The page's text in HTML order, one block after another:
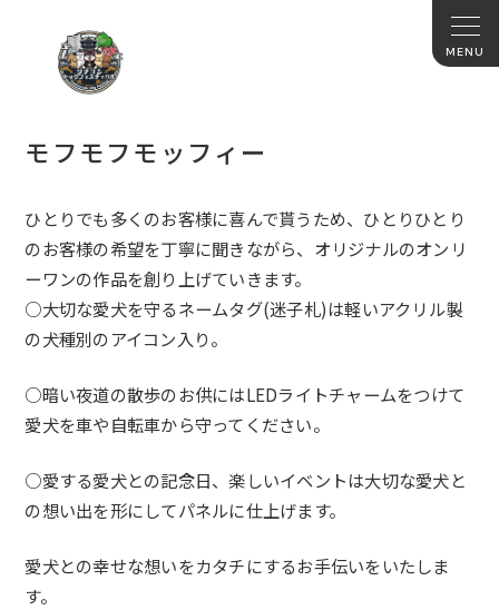
モフモフモッフィー
ひとりでも多くのお客様に喜んで貰うため、 ひとりひとり
のお客様の希望を丁寧に聞きながら、 オリジナルのオンリ
ーワンの作品を創り上げていきます。
○大切な愛犬を守るネームタグ(迷子札)は軽いアクリル製
の犬種別のアイコン入り。
○暗い夜道の散歩のお供にはLEDライトチャームをつけて
愛犬を車や自転車から守ってください。
○愛する愛犬との記念日、楽しいイベントは大切な愛犬と
の想い出を形にしてパネルに仕上げます。
愛犬との幸せな想いをカタチにするお手伝いをいたしま
す。